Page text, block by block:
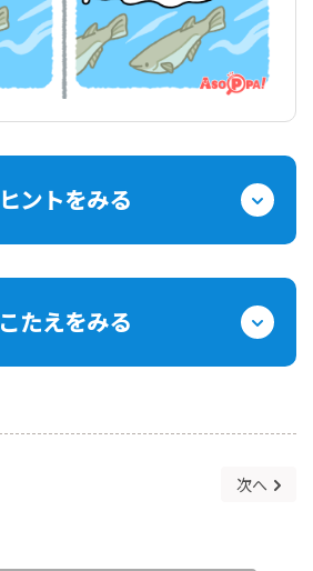
ヒントをみる
こたえをみる
次へ